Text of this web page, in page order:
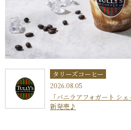
タリーズコーヒー
2026.08.05
「バニラアフォガート シ
新発売♪